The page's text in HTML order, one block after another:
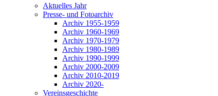
Aktuelles Jahr
Presse- und Fotoarchiv
Archiv 1955-1959
Archiv 1960-1969
Archiv 1970-1979
Archiv 1980-1989
Archiv 1990-1999
Archiv 2000-2009
Archiv 2010-2019
Archiv 2020-
Vereinsgeschichte